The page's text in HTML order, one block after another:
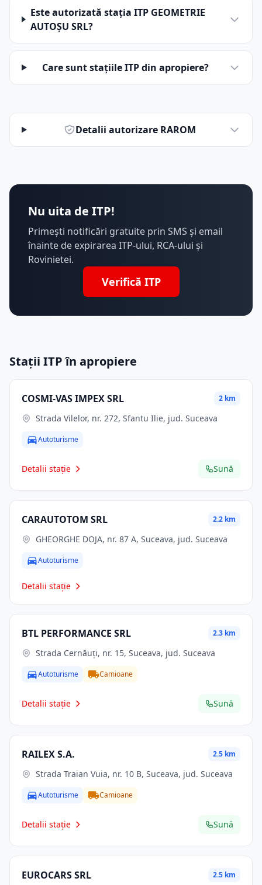
Este autorizată stația ITP GEOMETRIE
AUTOŞU SRL?
Care sunt stațiile ITP din apropiere?
Detalii autorizare RAROM
Nu uita de ITP!
Primești notificări gratuite prin SMS și email
înainte de expirarea ITP-ului, RCA-ului și
Rovinietei.
Verifică ITP
Stații ITP în apropiere
COSMI-VAS IMPEX SRL 2 km
Strada Vilelor, nr. 272, Sfantu Ilie, jud. Suceava
Autoturisme
Detalii stație Sună
CARAUTOTOM SRL 2.2 km
GHEORGHE DOJA, nr. 87 A, Suceava, jud. Suceava
Autoturisme
Detalii stație
BTL PERFORMANCE SRL 2.3 km
Strada Cernăuți, nr. 15, Suceava, jud. Suceava
Autoturisme Camioane
Detalii stație Sună
RAILEX S.A. 2.5 km
Strada Traian Vuia, nr. 10 B, Suceava, jud. Suceava
Autoturisme Camioane
Detalii stație Sună
EUROCARS SRL 2.5 km